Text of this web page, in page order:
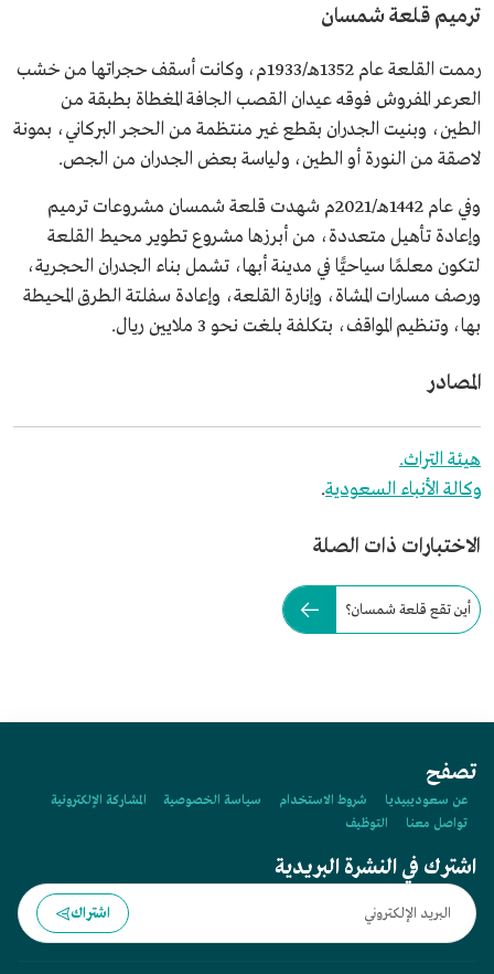
ترميم قلعة شمسان
رممت القلعة عام 1352هـ/1933م، وكانت أسقف حجراتها من خشب
العرعر المفروش فوقه عيدان القصب الجافة المغطاة بطبقة من
الطين، وبنيت الجدران بقطع غير منتظمة من الحجر البركاني، بمونة
لاصقة من النورة أو الطين، ولياسة بعض الجدران من الجص.
وفي عام 1442هـ/2021م شهدت قلعة شمسان مشروعات ترميم
وإعادة تأهيل متعددة، من أبرزها مشروع تطوير محيط القلعة
لتكون معلمًا سياحيًّا في مدينة أبها، تشمل بناء الجدران الحجرية،
ورصف مسارات المشاة، وإنارة القلعة، وإعادة سفلتة الطرق المحيطة
بها، وتنظيم المواقف، بتكلفة بلغت نحو 3 ملايين ريال.
المصادر
هيئة التراث.
وكالة الأنباء السعودية.
الاختبارات ذات الصلة
أين تقع قلعة شمسان؟
تصفح
عن سعوديبيديا شروط الاستخدام سياسة الخصوصية
المشاركة الإلكترونية
تواصل معنا
التوظيف
اشترك في النشرة البريدية
اشتراك